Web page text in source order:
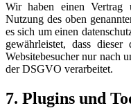
Wir haben einen Vertrag
Nutzung des oben
es sich um einen
gewährleistet, dass dieser
Websitebesucher nur nach
der DSGVO verarbeitet.
7. Plugins und